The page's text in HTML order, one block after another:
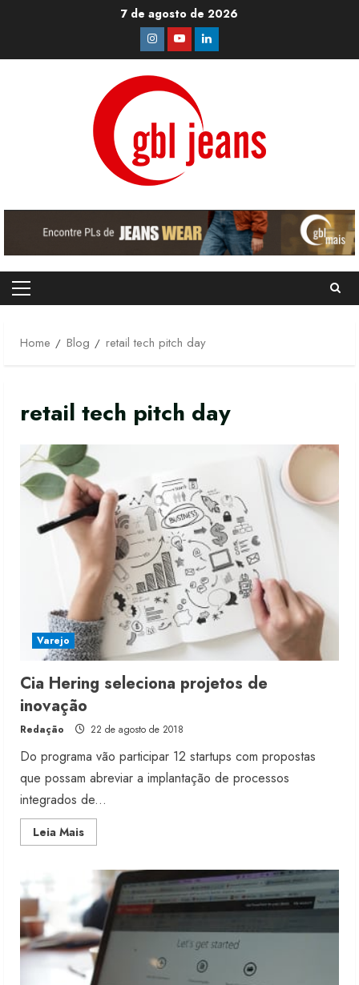
7 de agosto de 2026
Instagram
YoutubeLinkedin
Primary
Home
Blog retail tech pitch day
retail tech pitch day
Varejo
Cia Hering seleciona projetos de
inovação
Redação 22 de agosto de 2018
Do programa vão participar 12 startups com propostas
que possam abreviar a implantação de processos
integrados de...
Leia MaisRead
more
Hering
seleciona
projetos
de
inovação